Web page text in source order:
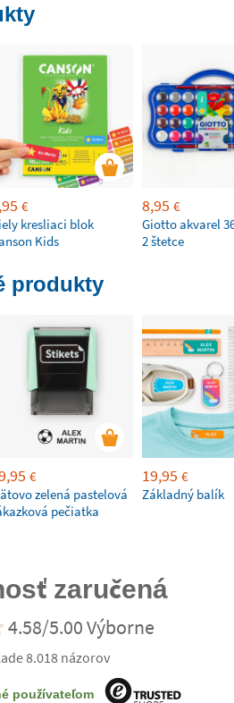
€
kresliaci blok
Kids
8,95 €
Giotto akvarel
2 štetce
produkty
€
zelená pastelová
pečiatka
19,95 €
Základný balík
zaručená
4.58/5.00 Výborne
8.018 názorov
používateľom